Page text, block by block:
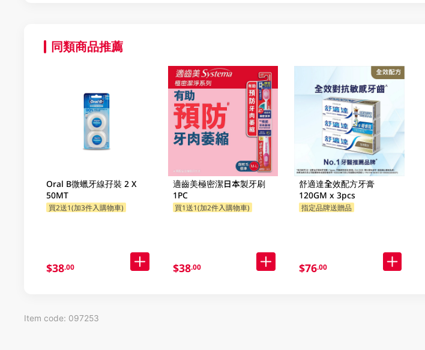
同類商品推薦
Oral B微蠟牙線孖裝 2 X
50MT
買2送1(加3件入購物車)
$38.00
適齒美極密潔日本製牙刷
1PC
買1送1(加2件入購物車)
$38.00
舒適達全效配方牙膏
120GM x 3pcs
指定品牌送贈品
$76.00
Item code: 097253